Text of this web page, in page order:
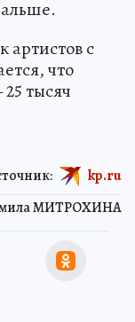
артистов с
что
тысяч
МИТРОХИНА
kp.ru